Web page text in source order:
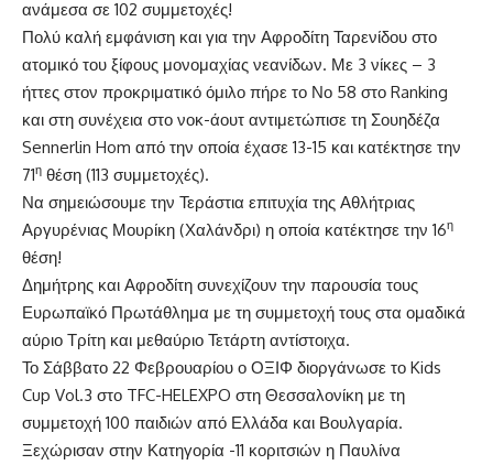
ανάμεσα σε 102 συμμετοχές!
Πολύ καλή εμφάνιση και για την Αφροδίτη Ταρενίδου στο
ατομικό του ξίφους μονομαχίας νεανίδων. Με 3 νίκες – 3
ήττες στον προκριματικό όμιλο πήρε το Νο 58 στο Ranking
και στη συνέχεια στο νοκ-άουτ αντιμετώπισε τη Σουηδέζα
Sennerlin Hom από την οποία έχασε 13-15 και κατέκτησε την
71η θέση (113 συμμετοχές).
Να σημειώσουμε την Τεράστια επιτυχία της Αθλήτριας
Αργυρένιας Μουρίκη (Χαλάνδρι) η οποία κατέκτησε την 16η
θέση!
Δημήτρης και Αφροδίτη συνεχίζουν την παρουσία τους
Ευρωπαϊκό Πρωτάθλημα με τη συμμετοχή τους στα ομαδικά
αύριο Τρίτη και μεθαύριο Τετάρτη αντίστοιχα.
Το Σάββατο 22 Φεβρουαρίου ο ΟΞΙΦ διοργάνωσε το Kids
Cup Vol.3 στο TFC-HELEXPO στη Θεσσαλονίκη με τη
συμμετοχή 100 παιδιών από Ελλάδα και Βουλγαρία.
Ξεχώρισαν στην Κατηγορία -11 κοριτσιών η Παυλίνα